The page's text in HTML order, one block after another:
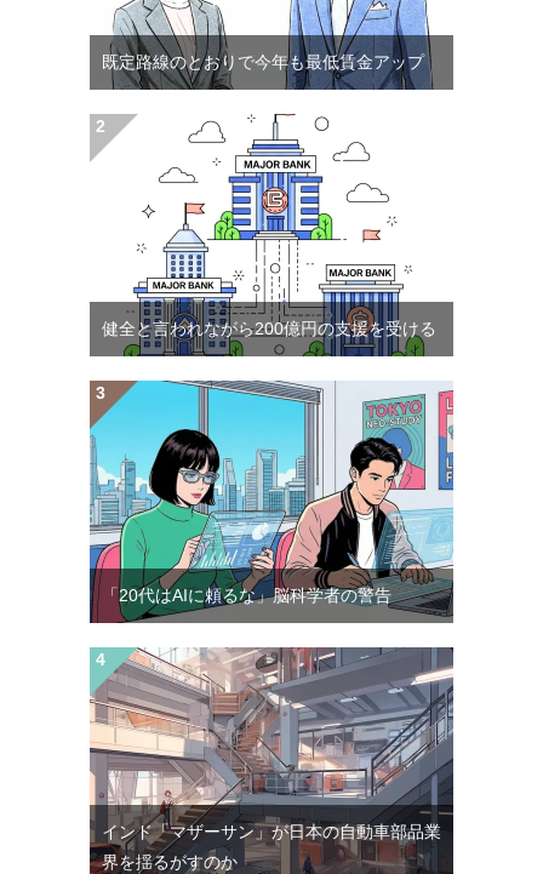
既定路線のとおりで今年も最低賃金アップ
健全と言われながら200億円の支援を受ける
「20代はAIに頼るな」脳科学者の警告
インド「マザーサン」が日本の自動車部品業
界を揺るがすのか